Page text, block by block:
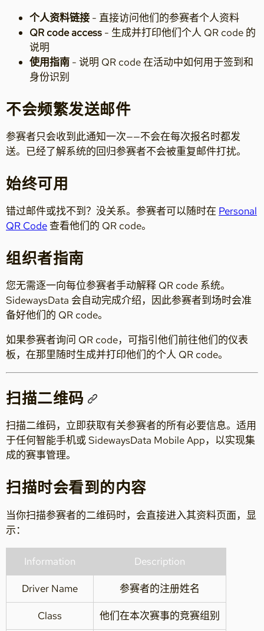
个人资料链接 - 直接访问他们的参赛者个人资料
QR code access - 生成并打印他们个人 QR code 的
说明
使用指南 - 说明 QR code 在活动中如何用于签到和
身份识别
不会频繁发送邮件
参赛者只会收到此通知一次——不会在每次报名时都发
送。已经了解系统的回归参赛者不会被重复邮件打扰。
始终可用
错过邮件或找不到？没关系。参赛者可以随时在 Personal
QR Code查看他们的 QR code。
组织者指南
您无需逐一向每位参赛者手动解释 QR code 系统。
SidewaysData 会自动完成介绍，因此参赛者到场时会准
备好他们的 QR code。
如果参赛者询问 QR code，可指引他们前往他们的仪表
板，在那里随时生成并打印他们的个人 QR code。
扫描二维码
扫描二维码，立即获取有关参赛者的所有必要信息。适用
于任何智能手机或 SidewaysData Mobile App，以实现集
成的赛事管理。
扫描时会看到的内容
当你扫描参赛者的二维码时，会直接进入其资料页面，显
示：
Information Description
Driver Name 参赛者的注册姓名
Class 他们在本次赛事的竞赛组别